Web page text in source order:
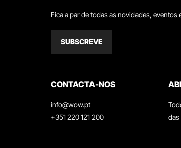
Fica a par de todas as novidades, eventos
SUBSCREVE
CONTACTA-NOS
info@wow.pt
+351 220 121 200
das